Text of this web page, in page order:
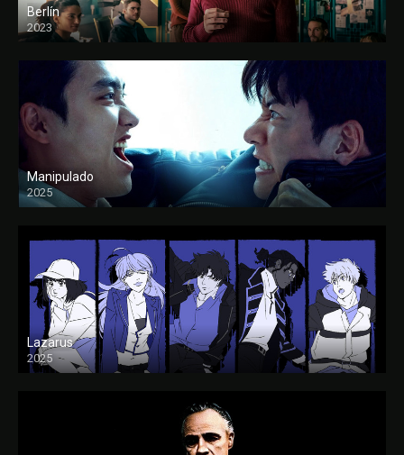
Berlín
2023
Manipulado
2025
Lazarus
2025